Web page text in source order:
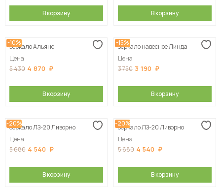
В корзину В корзину
-10%
Зеркало Альянс
Цена
5 430 4 870
В корзину
-15%
Зеркало навесное Линда
Цена
3 750 3 190
В корзину
-20%
Зеркало ЛЗ-20 Ливорно
Цена
5 680 4 540
В корзину
-20%
Зеркало ЛЗ-20 Ливорно
Цена
5 680 4 540
В корзину